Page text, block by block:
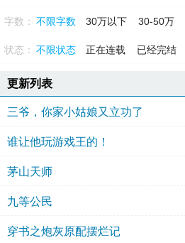
字数： 不限字数 30万以下 30-50万
状态： 不限状态 正在连载 已经完结
更新列表
三爷，你家小姑娘又立功了
谁让他玩游戏王的！
茅山天师
九等公民
穿书之炮灰原配摆烂记